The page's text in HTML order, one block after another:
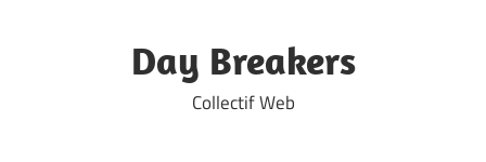
Day Breakers
Collectif Web